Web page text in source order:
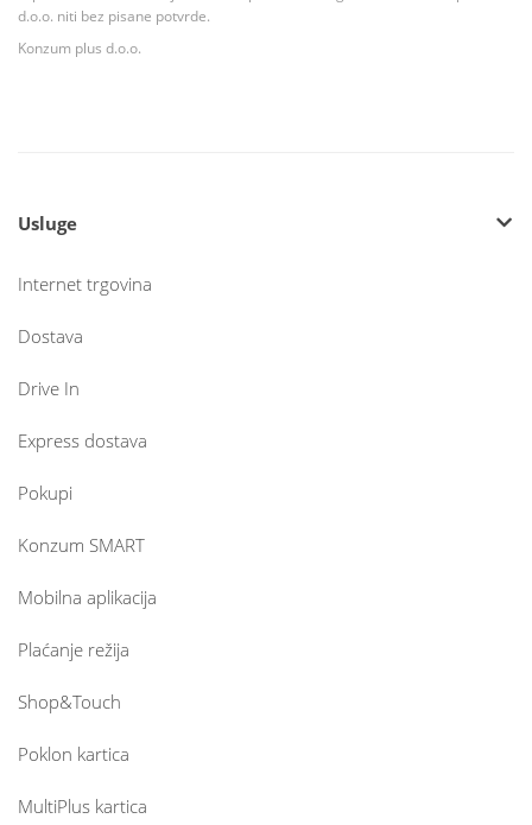
d.o.o. niti bez pisane potvrde.
Konzum plus d.o.o.
Usluge
Internet trgovina
Dostava
Drive In
Express dostava
Pokupi
Konzum SMART
Mobilna aplikacija
Plaćanje režija
Shop&Touch
Poklon kartica
MultiPlus kartica